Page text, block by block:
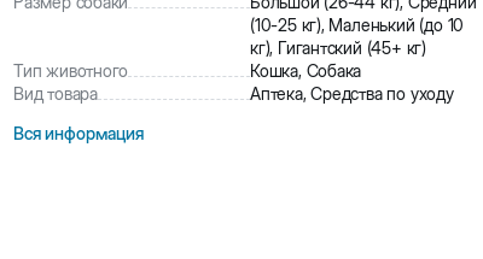
(10-25 кг), Маленький (до 10
кг), Гигантский (45+ кг)
Тип животного
Кошка, Собака
Вид товара
Аптека, Средства по уходу
Вся информация